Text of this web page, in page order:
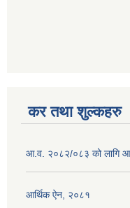
कर तथा शुल्कहरु
आ.व. २०८२/०८३ को लागि
आर्थिक ऐन, २०८१